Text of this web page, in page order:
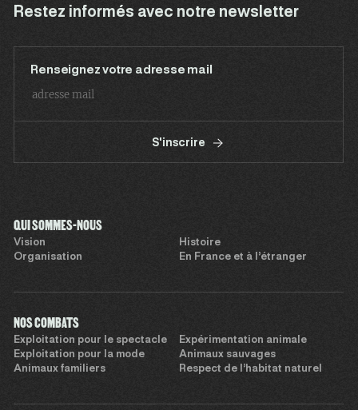
Restez informés avec notre newsletter
Renseignez votre adresse mail
S'inscrire
QUI SOMMES-NOUS
Vision
Histoire
Organisation
En France et à l’étranger
NOS COMBATS
Exploitation pour le spectacle
Expérimentation animale
Exploitation pour la mode
Animaux sauvages
Animaux familiers
Respect de l’habitat naturel